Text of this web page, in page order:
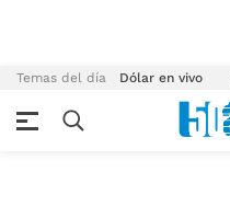
Temas del día Dólar en vivo